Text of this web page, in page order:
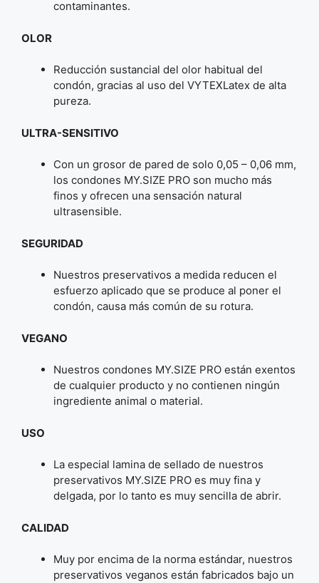
contaminantes.
OLOR
Reducción sustancial del olor habitual del
condón, gracias al uso del VYTEXLatex de alta
pureza.
ULTRA-SENSITIVO
Con un grosor de pared de solo 0,05 – 0,06 mm,
los condones MY.SIZE PRO son mucho más
finos y ofrecen una sensación natural
ultrasensible.
SEGURIDAD
Nuestros preservativos a medida reducen el
esfuerzo aplicado que se produce al poner el
condón, causa más común de su rotura.
VEGANO
Nuestros condones MY.SIZE PRO están exentos
de cualquier producto y no contienen ningún
ingrediente animal o material.
USO
La especial lamina de sellado de nuestros
preservativos MY.SIZE PRO es muy fina y
delgada, por lo tanto es muy sencilla de abrir.
CALIDAD
Muy por encima de la norma estándar, nuestros
preservativos veganos están fabricados bajo un